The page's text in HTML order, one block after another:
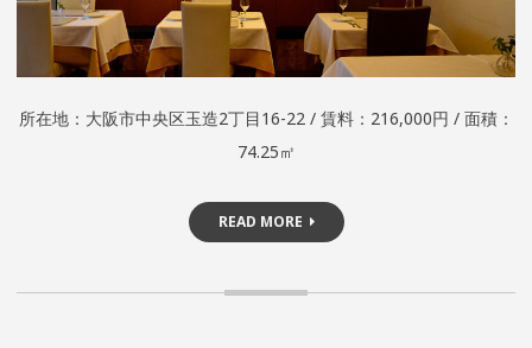
所在地：大阪市中央区玉造2丁目16-22 / 賃料：216,000円 / 面積：
74.25㎡
READ MORE